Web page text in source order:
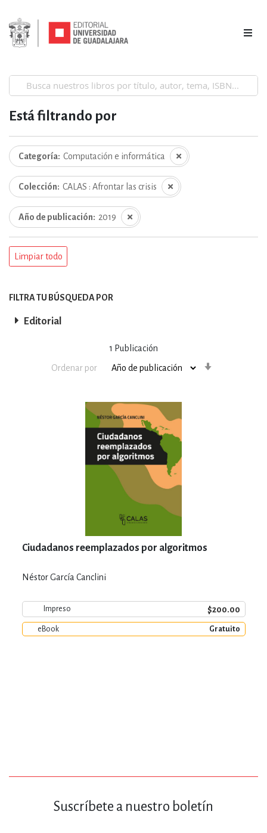
1 Publicación
Ordenar por
Ciudadanos reemplazados por algoritmos
Néstor García Canclini
Impreso $200.00
eBook Gratuito
Está filtrando por
Categoría Computación e informática
Colección CALAS : Afrontar las crisis
Año de publicación 2019
Limpiar todo
FILTRA TU BÚSQUEDA POR
Editorial
Suscríbete a nuestro boletín